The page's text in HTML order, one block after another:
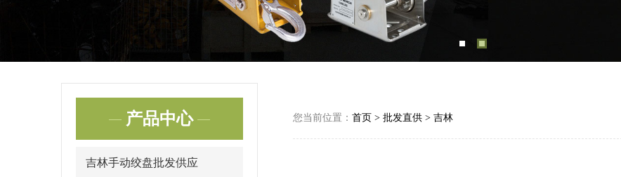
产品中心
吉林手动绞盘批发供应
您当前位置： 首页 > 批发直供 > 吉林